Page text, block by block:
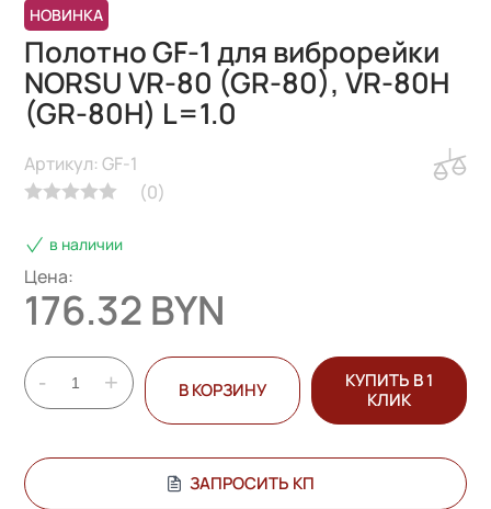
НОВИНКА
Полотно GF-1 для виброрейки
NORSU VR-80 (GR-80), VR-80H
(GR-80H) L=1.0
(0)
Артикул: GF-1
в наличии
Цена:
176.32 BYN
- + В КОРЗИНУ
КУПИТЬ В 1
КЛИК
ЗАПРОСИТЬ КП